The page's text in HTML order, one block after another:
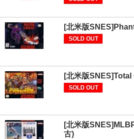
[北米版
SOLD OUT
[北米版
SOLD OUT
[北米版
古)